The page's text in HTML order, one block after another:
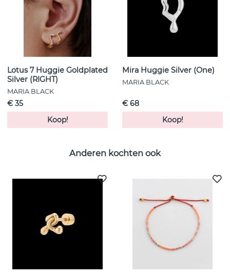
Lotus 7 Huggie Goldplated
Silver (RIGHT)
MARIA BLACK
€ 35
Koop!
Mira Huggie Silver (One)
MARIA BLACK
€ 68
Koop!
Anderen kochten ook